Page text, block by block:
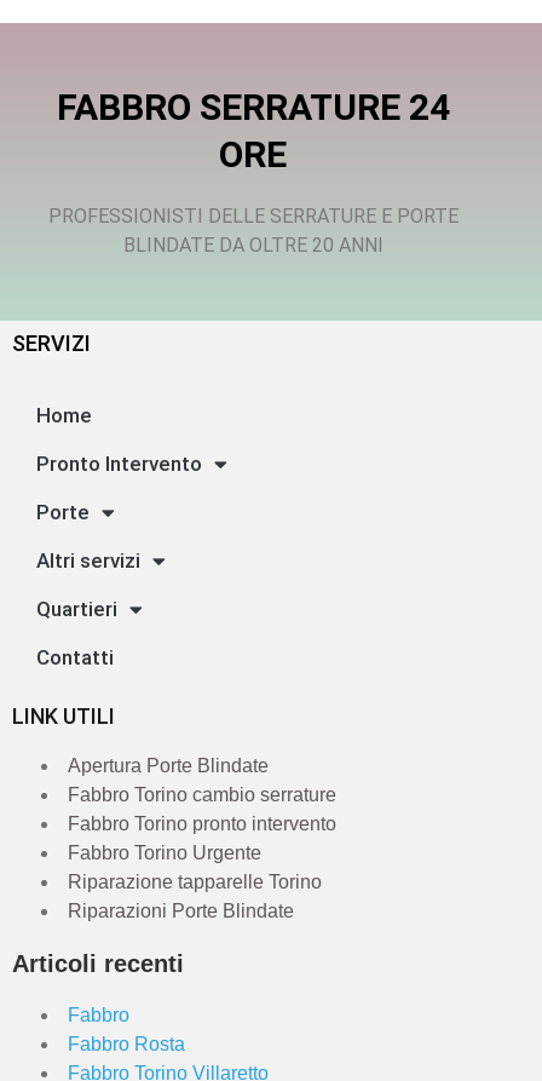
FABBRO SERRATURE 24
ORE
PROFESSIONISTI DELLE SERRATURE E PORTE
BLINDATE DA OLTRE 20 ANNI
SERVIZI
Home
Pronto Intervento
Porte
Altri servizi
Quartieri
Contatti
LINK UTILI
Apertura Porte Blindate
Fabbro Torino cambio serrature
Fabbro Torino pronto intervento
Fabbro Torino Urgente
Riparazione tapparelle Torino
Riparazioni Porte Blindate
Articoli recenti
Fabbro
Fabbro Rosta
Fabbro Torino Villaretto